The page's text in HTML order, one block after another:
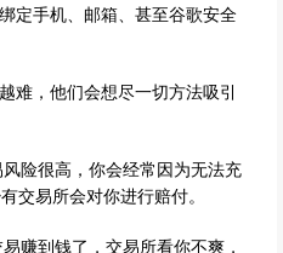
定手机、邮箱、甚至谷歌安全
难，他们会想尽一切方法吸引
险很高，你会经常因为无法充
交易所会对你进行赔付。
赚到钱了，交易所看你不爽，